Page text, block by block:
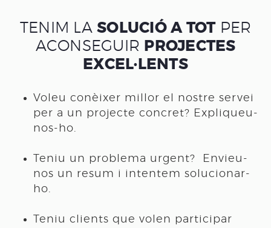
TENIM LA SOLUCIÓ A TOTPER
ACONSEGUIR PROJECTES
EXCEL·LENTS
Voleu conèixer millor el nostre servei
per a un projecte concret? Expliqueu-
nos-ho.
Teniu un problema urgent? Envieu-
nos un resum i intentem solucionar-
ho.
Teniu clients que volen participar